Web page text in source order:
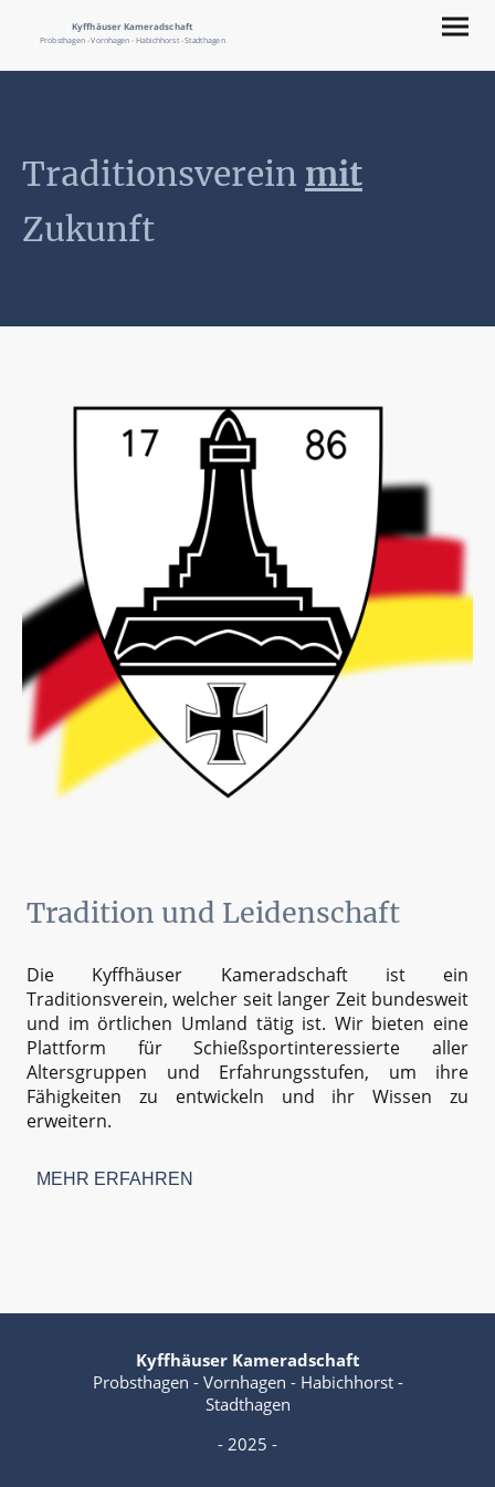
Kyffhäuser Kameradschaft
Probsthagen - Vornhagen - Habichhorst - Stadthagen
Traditionsverein mit
Zukunft
Tradition und Leidenschaft
Die Kyffhäuser Kameradschaft ist ein
Traditionsverein, welcher seit langer Zeit bundesweit
und im örtlichen Umland tätig ist. Wir bieten eine
Plattform für Schießsportinteressierte aller
Altersgruppen und Erfahrungsstufen, um ihre
Fähigkeiten zu entwickeln und ihr Wissen zu
erweitern.
MEHR ERFAHREN
Kyffhäuser Kameradschaft
Probsthagen - Vornhagen - Habichhorst -
Stadthagen
- 2025 -